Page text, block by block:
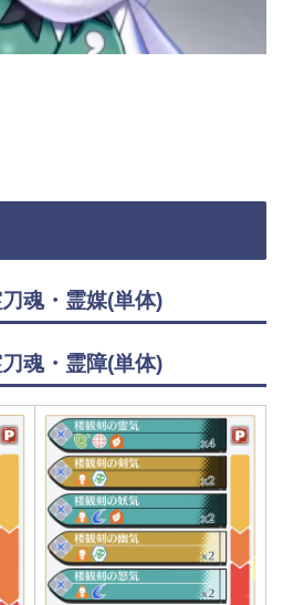
魂・霊媒(単体)
魂・霊障(単体)